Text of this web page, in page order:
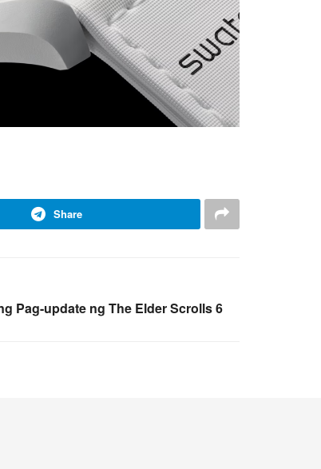
Share
Pag-update ng The Elder Scrolls 6